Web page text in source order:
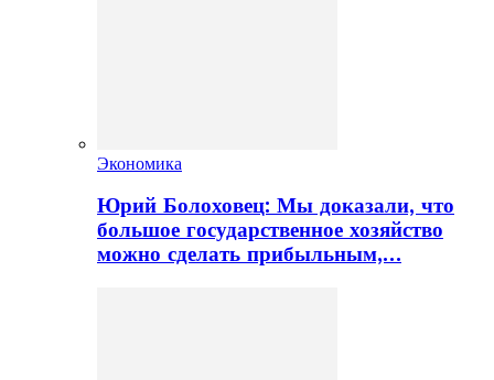
Экономика
Юрий Болоховец: Мы доказали, что
большое государственное хозяйство
можно сделать прибыльным,…